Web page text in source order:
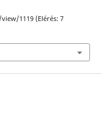
1119 (Elérés: 7